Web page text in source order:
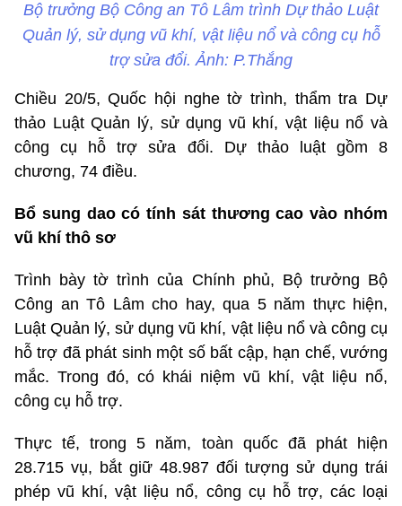
Bộ trưởng Bộ Công an Tô Lâm trình Dự thảo Luật
Quản lý, sử dụng vũ khí, vật liệu nổ và công cụ hỗ
trợ sửa đổi. Ảnh: P.Thắng
Chiều 20/5, Quốc hội nghe tờ trình, thẩm tra Dự
thảo Luật Quản lý, sử dụng vũ khí, vật liệu nổ và
công cụ hỗ trợ sửa đổi. Dự thảo luật gồm 8
chương, 74 điều.
Bổ sung dao có tính sát thương cao vào nhóm
vũ khí thô sơ
Trình bày tờ trình của Chính phủ, Bộ trưởng Bộ
Công an Tô Lâm cho hay, qua 5 năm thực hiện,
Luật Quản lý, sử dụng vũ khí, vật liệu nổ và công cụ
hỗ trợ đã phát sinh một số bất cập, hạn chế, vướng
mắc. Trong đó, có khái niệm vũ khí, vật liệu nổ,
công cụ hỗ trợ.
Thực tế, trong 5 năm, toàn quốc đã phát hiện
28.715 vụ, bắt giữ 48.987 đối tượng sử dụng trái
phép vũ khí, vật liệu nổ, công cụ hỗ trợ, các loại